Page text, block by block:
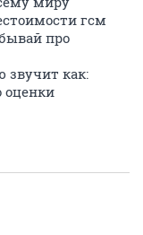
гсм
про
звучит как:
оценки